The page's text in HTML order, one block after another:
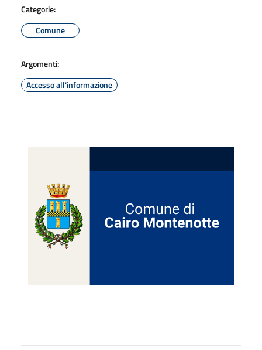
Categorie:
Comune
Argomenti:
Accesso all'informazione